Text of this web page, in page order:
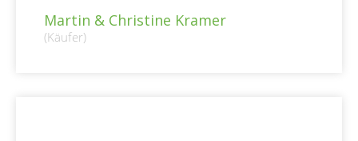
Martin & Christine Kramer
(Käufer)